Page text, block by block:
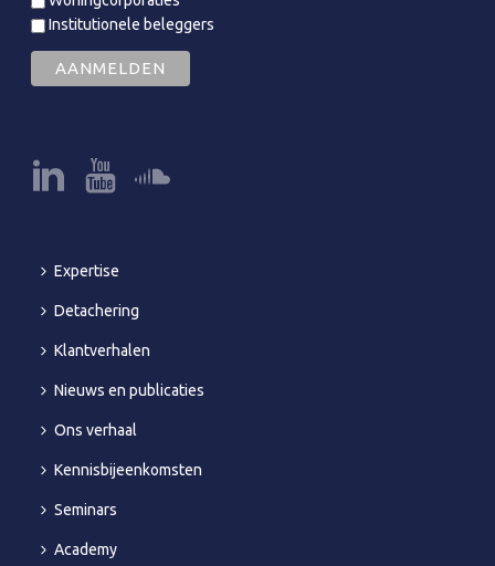
Institutionele beleggers
Expertise
Detachering
Klantverhalen
Nieuws en publicaties
Ons verhaal
Kennisbijeenkomsten
Seminars
Academy